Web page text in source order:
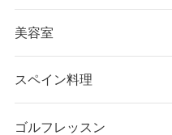
美容室
スペイン料理
ゴルフレッスン